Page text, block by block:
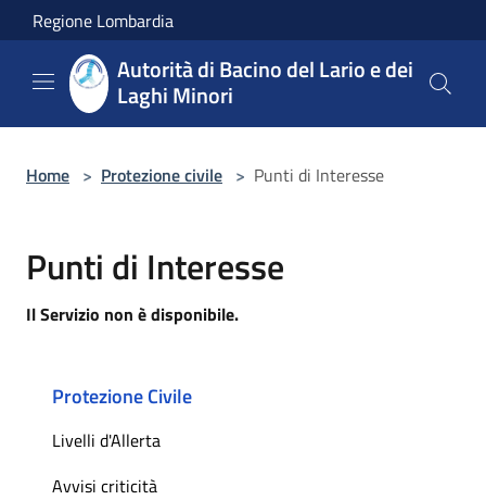
Salta al contenuto principale
Regione Lombardia
Autorità di Bacino del Lario e dei
Laghi Minori
Home > Protezione civile > Punti di Interesse
Punti di Interesse
Il Servizio non è disponibile.
Protezione Civile
Livelli d'Allerta
Avvisi criticità